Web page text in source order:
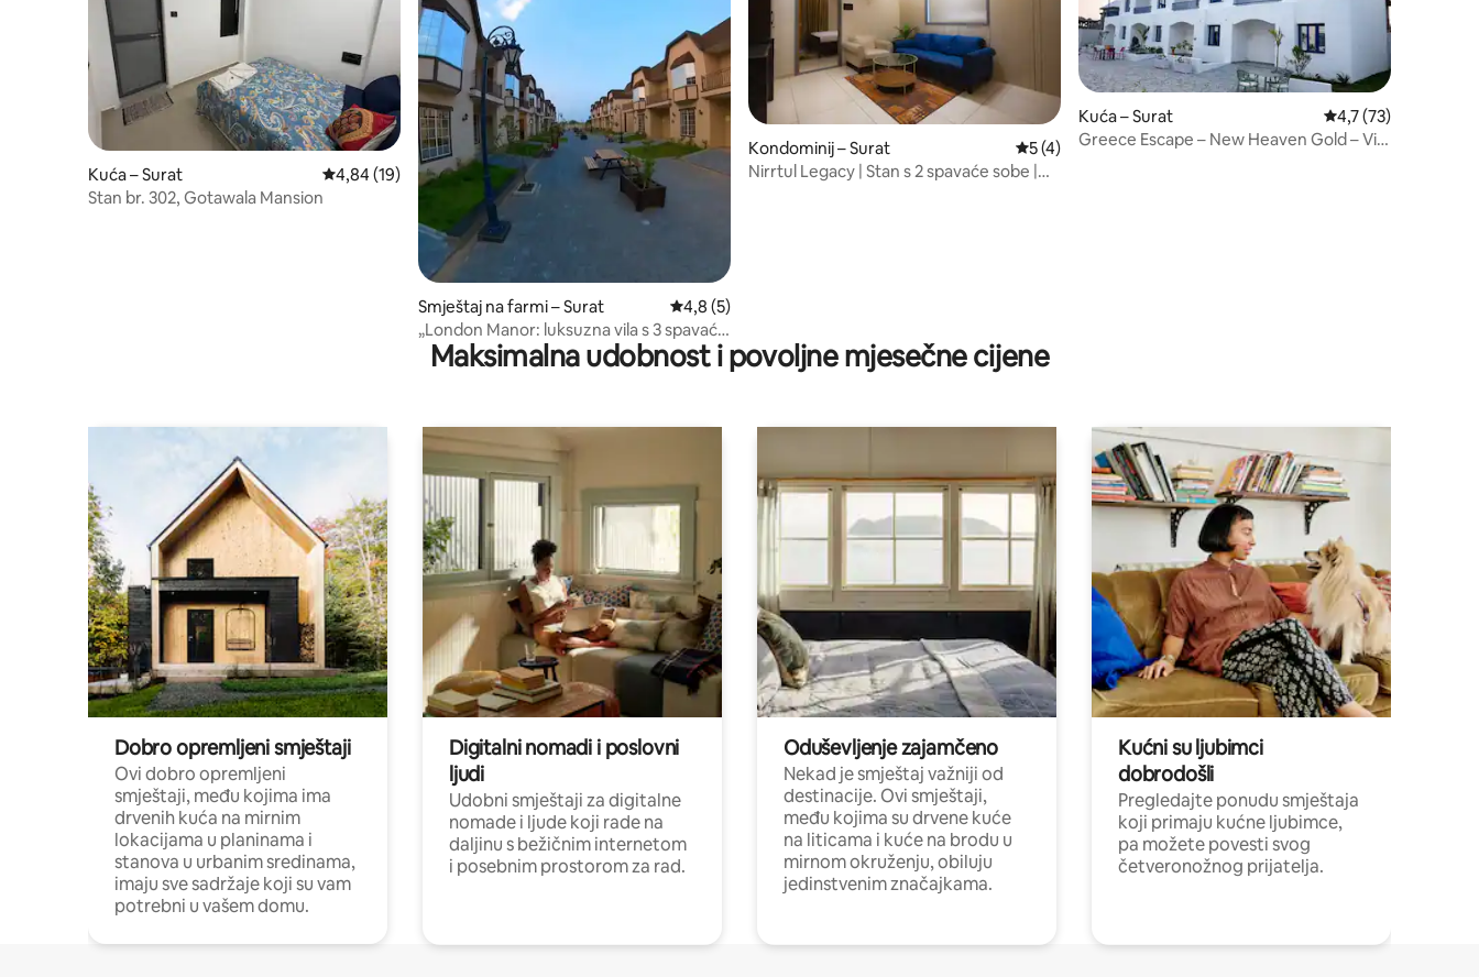
Kuća – Surat Prosječna ocjena: 4,84/5, recenzija: 19
4,84 (19)
Stan br. 302, Gotawala Mansion
Smještaj na farmi – Surat Prosječna ocjena: 4,8/5, recenzija: 5
4,8 (5)
„London Manor: luksuzna vila s 3 spavaće
sobe i kupaonicom s temom Ujedinjene
Kraljevine”
Kondominij – Surat Prosječna ocjena: 5/5, recenzija: 4
5 (4)
Nirrtul Legacy | Stan s 2 spavaće sobe |
Kuća – Surat Prosječna ocjena:
4,7 (73)
Greece Escape – New Heaven Gold – Vila
Maksimalna udobnost i povoljne mjesečne cijene
Dobro opremljeni smještaji
Ovi dobro opremljeni
smještaji, među kojima ima
drvenih kuća na mirnim
lokacijama u planinama i
stanova u urbanim sredinama,
imaju sve sadržaje koji su vam
potrebni u vašem domu.
Digitalni nomadi i poslovni
ljudi
Udobni smještaji za digitalne
nomade i ljude koji rade na
daljinu s bežičnim internetom
i posebnim prostorom za rad.
Oduševljenje zajamčeno
Nekad je smještaj važniji od
destinacije. Ovi smještaji,
među kojima su drvene kuće
na liticama i kuće na brodu u
mirnom okruženju, obiluju
jedinstvenim značajkama.
Kućni su ljubimci
dobrodošli
Pregledajte ponudu smještaja
koji primaju kućne ljubimce,
pa možete povesti svog
četveronožnog prijatelja.